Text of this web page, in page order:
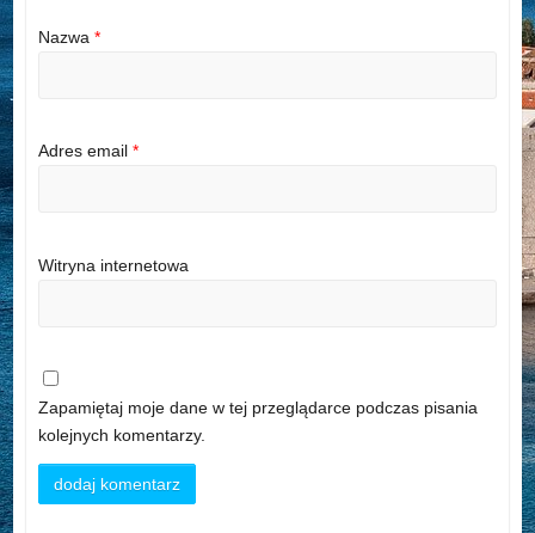
Nazwa *
Adres email *
Witryna internetowa
Zapamiętaj moje dane w tej przeglądarce podczas pisania
kolejnych komentarzy.